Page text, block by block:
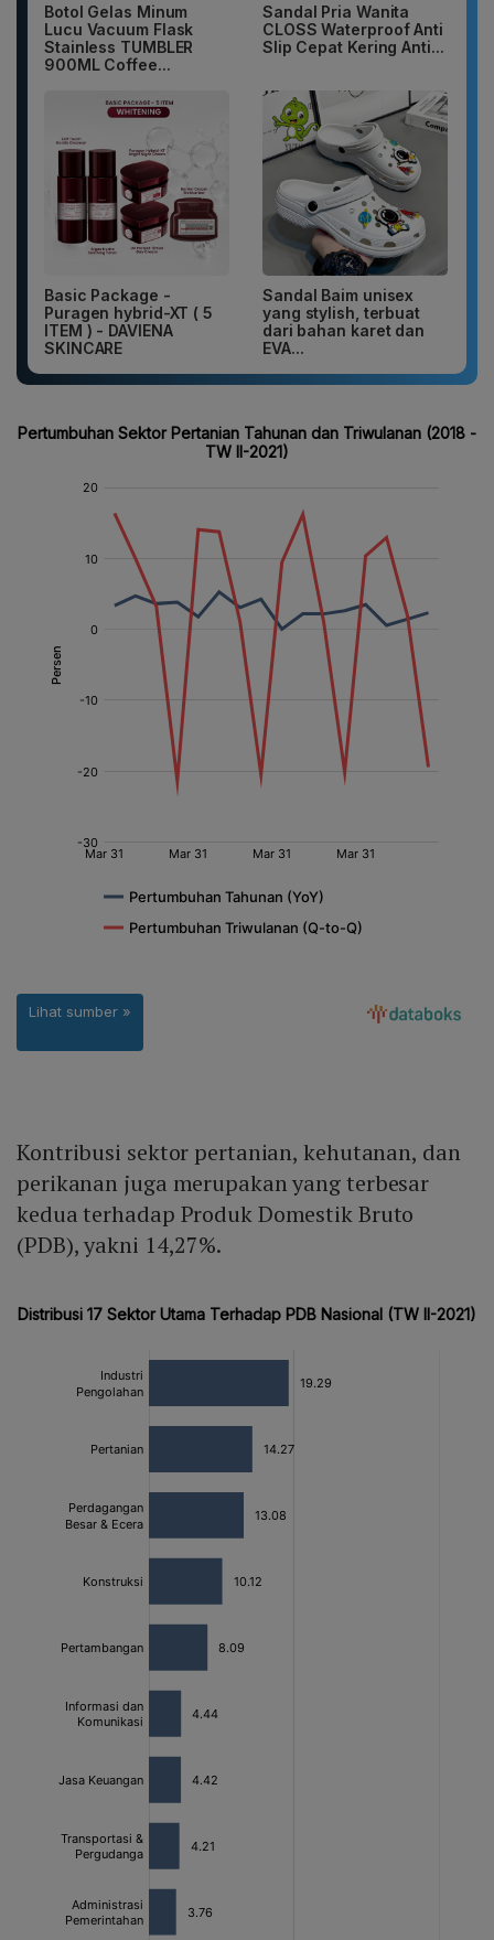
Botol Gelas Minum
Lucu Vacuum Flask
Stainless TUMBLER
900ML Coffee...
Sandal Pria Wanita
CLOSS Waterproof Anti
Slip Cepat Kering Anti...
Basic Package -
Puragen hybrid-XT ( 5
ITEM ) - DAVIENA
SKINCARE
Sandal Baim unisex
yang stylish, terbuat
dari bahan karet dan
EVA...
Kontribusi sektor pertanian, kehutanan, dan
perikanan juga merupakan yang terbesar
kedua terhadap Produk Domestik Bruto
(PDB), yakni 14,27%.